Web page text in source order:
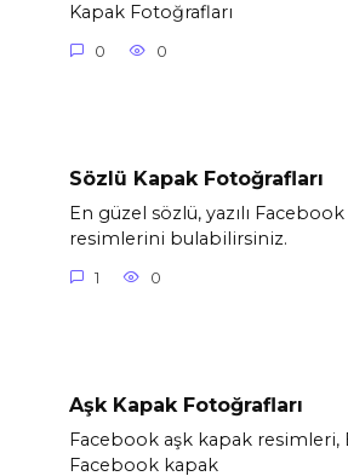
Kapak Fotoğrafları
0 0
Sözlü Kapak Fotoğrafları
En güzel sözlü, yazılı
resimlerini bulabilirsiniz.
1 0
Aşk Kapak Fotoğrafları
Facebook aşk kapak resimleri,
Facebook kapak